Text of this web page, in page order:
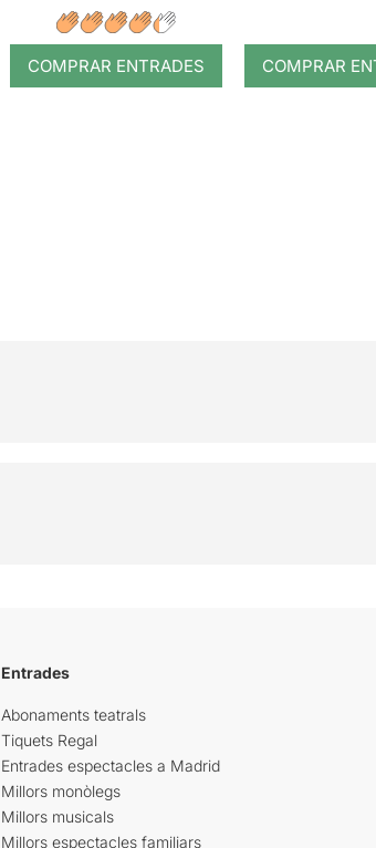
COMPRAR ENTRADES COMPRAR
Entrades
Abonaments teatrals
Tiquets Regal
Entrades espectacles a Madrid
Millors monòlegs
Millors musicals
Millors espectacles familiars